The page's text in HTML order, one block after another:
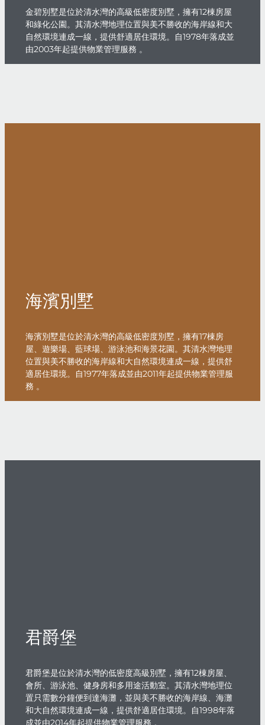
金碧別墅是位於清水灣的高級低密度別墅，擁有12棟房屋
和綠化公園。其清水灣地理位置與美不勝收的海岸線和大
自然環境連成一線，提供舒適居住環境。自1978年落成並
由2003年起提供物業管理服務 。
海濱別墅
海濱別墅是位於清水灣的高級低密度別墅，擁有17棟房
屋、遊樂場、藍球場、游泳池和海景花園。其清水灣地理
位置與美不勝收的海岸線和大自然環境連成一線，提供舒
適居住環境。自1977年落成並由2011年起提供物業管理服
務 。
君爵堡
君爵堡是位於清水灣的低密度高級別墅，擁有12棟房屋、
會所、游泳池、健身房和多用途活動室。其清水灣地理位
置只需數分鐘便到達海灘，並與美不勝收的海岸線、海灘
和大自然環境連成一線，提供舒適居住環境。自1998年落
成並由2014年起提供物業管理服務 。